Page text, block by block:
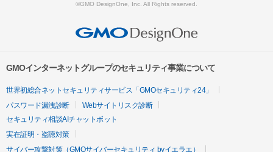
©GMO DesignOne, Inc. All Rights reserved.
GMOインターネットグループのセキュリティ事業について
世界初総合ネットセキュリティサービス「GMOセキュリティ24」
パスワード漏洩診断
Webサイトリスク診断
セキュリティ相談AIチャットボット
実在証明・盗聴対策
サイバー攻撃対策（GMOサイバーセキュリティ byイエラエ）